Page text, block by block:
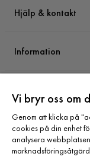
Hjälp & kontakt
Information
Sortiment
Vi bryr oss om
Genom att klicka på
cookies på din enhet
analysera